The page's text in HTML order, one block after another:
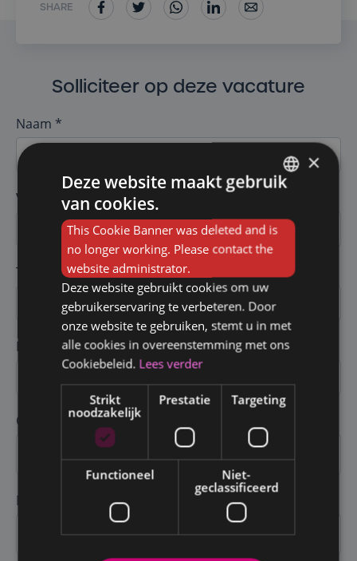
SHARE
Solliciteer op deze vacature
Naam *
Voornaam *
Telefoon *
E-mail *
CV*
Motivatiebrief
DUTCH
×
Deze website maakt gebruik
van cookies.
This Cookie Banner was deleted and is
no longer working. Please contact the
website administrator.
Deze website gebruikt cookies om uw
gebruikerservaring te verbeteren. Door
onze website te gebruiken, stemt u in met
alle cookies in overeenstemming met ons
Cookiebeleid. Lees verder
Strikt
noodzakelijk
Prestatie Targeting
Functioneel
Niet-
geclassificeerd